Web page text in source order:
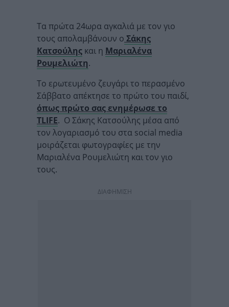
Τα πρώτα 24ωρα αγκαλιά με τον γιο
τους απολαμβάνουν ο Σάκης
Κατσούλης και η Μαριαλένα
Ρουμελιώτη.
Το ερωτευμένο ζευγάρι το περασμένο
Σάββατο απέκτησε το πρώτο του παιδί,
όπως πρώτο σας ενημέρωσε το
TLIFE. Ο Σάκης Κατσούλης μέσα από
τον λογαριασμό του στα social media
μοιράζεται φωτογραφίες με την
Μαριαλένα Ρουμελιώτη και τον γιο
τους.
ΔΙΑΦΗΜΙΣΗ